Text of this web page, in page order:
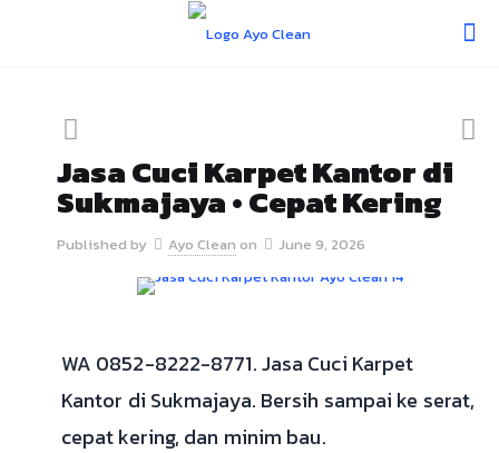
Jasa Cuci Karpet Kantor di
Sukmajaya • Cepat Kering
Published by Ayo Clean on June 9, 2026
WA 0852-8222-8771. Jasa Cuci Karpet
Kantor di Sukmajaya. Bersih sampai ke serat,
cepat kering, dan minim bau.